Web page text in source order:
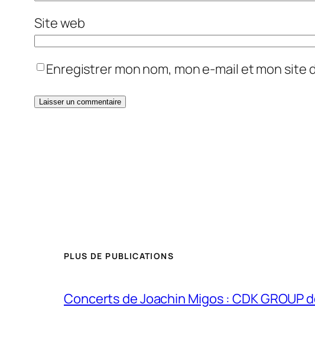
Site web
Enregistrer mon nom, mon e-mail et mon
PLUS DE PUBLICATIONS
Concerts de Joachin Migos : CDK GROUP